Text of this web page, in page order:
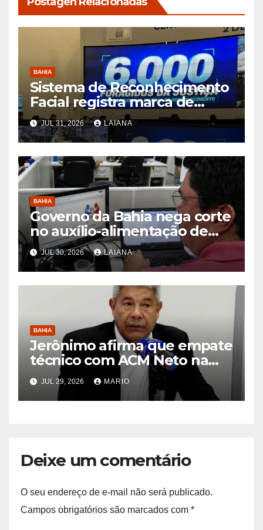
BAHIA
Sistema de Reconhecimento
Facial registra marca de
6.000 foragidos capturados
na Bahia, diz SSP
JUL 31, 2026 LAIANA
BAHIA
Governo da Bahia nega corte
no auxílio-alimentação de
servidores Reda
JUL 30, 2026 LAIANA
BAHIA
Jerônimo afirma que empate
técnico com ACM Neto na
Quaest mostra avanço em
relação ao mesmo período
em 2022
JUL 29, 2026 MARIO
Deixe um comentário
O seu endereço de e-mail não será publicado.
Campos obrigatórios são marcados com *